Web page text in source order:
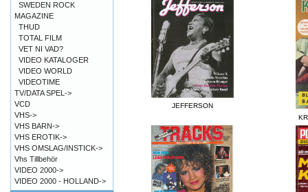
JEFFERSON
SWEDEN ROCK
MAGAZINE
THUD
TOTAL FILM
VET NI VAD?
VIDEO KATALOGER
VIDEO WORLD
VIDEOTIME
TV/DATA SPEL->
VCD
VHS->
VHS BARN->
VHS EROTIK->
VHS OMSLAG/INSTICK->
Vhs Tillbehör
VIDEO 2000->
VIDEO 2000 - HOLLAND->